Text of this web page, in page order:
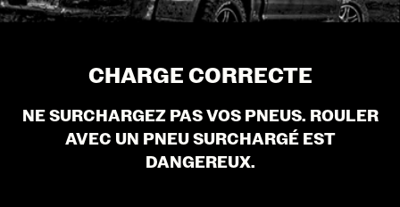
CHARGE CORRECTE
CHARGE CORRECTE
NE SURCHARGEZ PAS VOS PNEUS. ROULER
AVEC UN PNEU SURCHARGÉ EST
DANGEREUX.